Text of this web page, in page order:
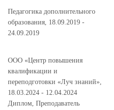
Педагогика дополнительного
образования, 18.09.2019 -
24.09.2019
ООО «Центр повышения
квалификации и
переподготовки «Луч знаний»,
18.03.2024 - 12.04.2024
Диплом, Преподаватель